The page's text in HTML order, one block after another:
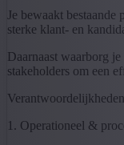
Je bewaakt bestaande
sterke klant- en
Daarnaast waarborg
stakeholders om een
Verantwoordelijkheden
1. Operationeel &